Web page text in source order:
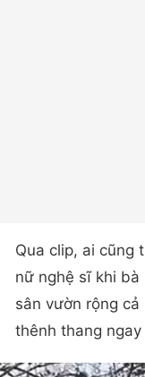
Qua clip, ai cũng
nữ nghệ sĩ khi
sân vườn rộng
thênh thang